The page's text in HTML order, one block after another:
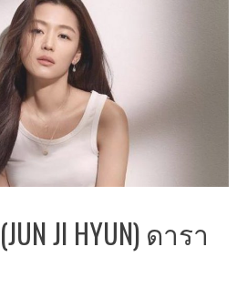
JI HYUN) ดารา